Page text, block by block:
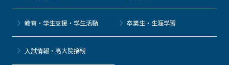
教育・学生支援・学生活動 卒業生・生涯学習
⼊試情報・高大院接続